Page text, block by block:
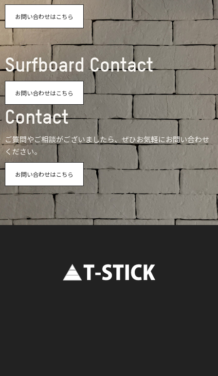
お問い合わせはこちら
Surfboard Contact
お問い合わせはこちら
Contact
ご質問やご相談がございましたら、ぜひお気軽にお問い合わせ
ください。
お問い合わせはこちら